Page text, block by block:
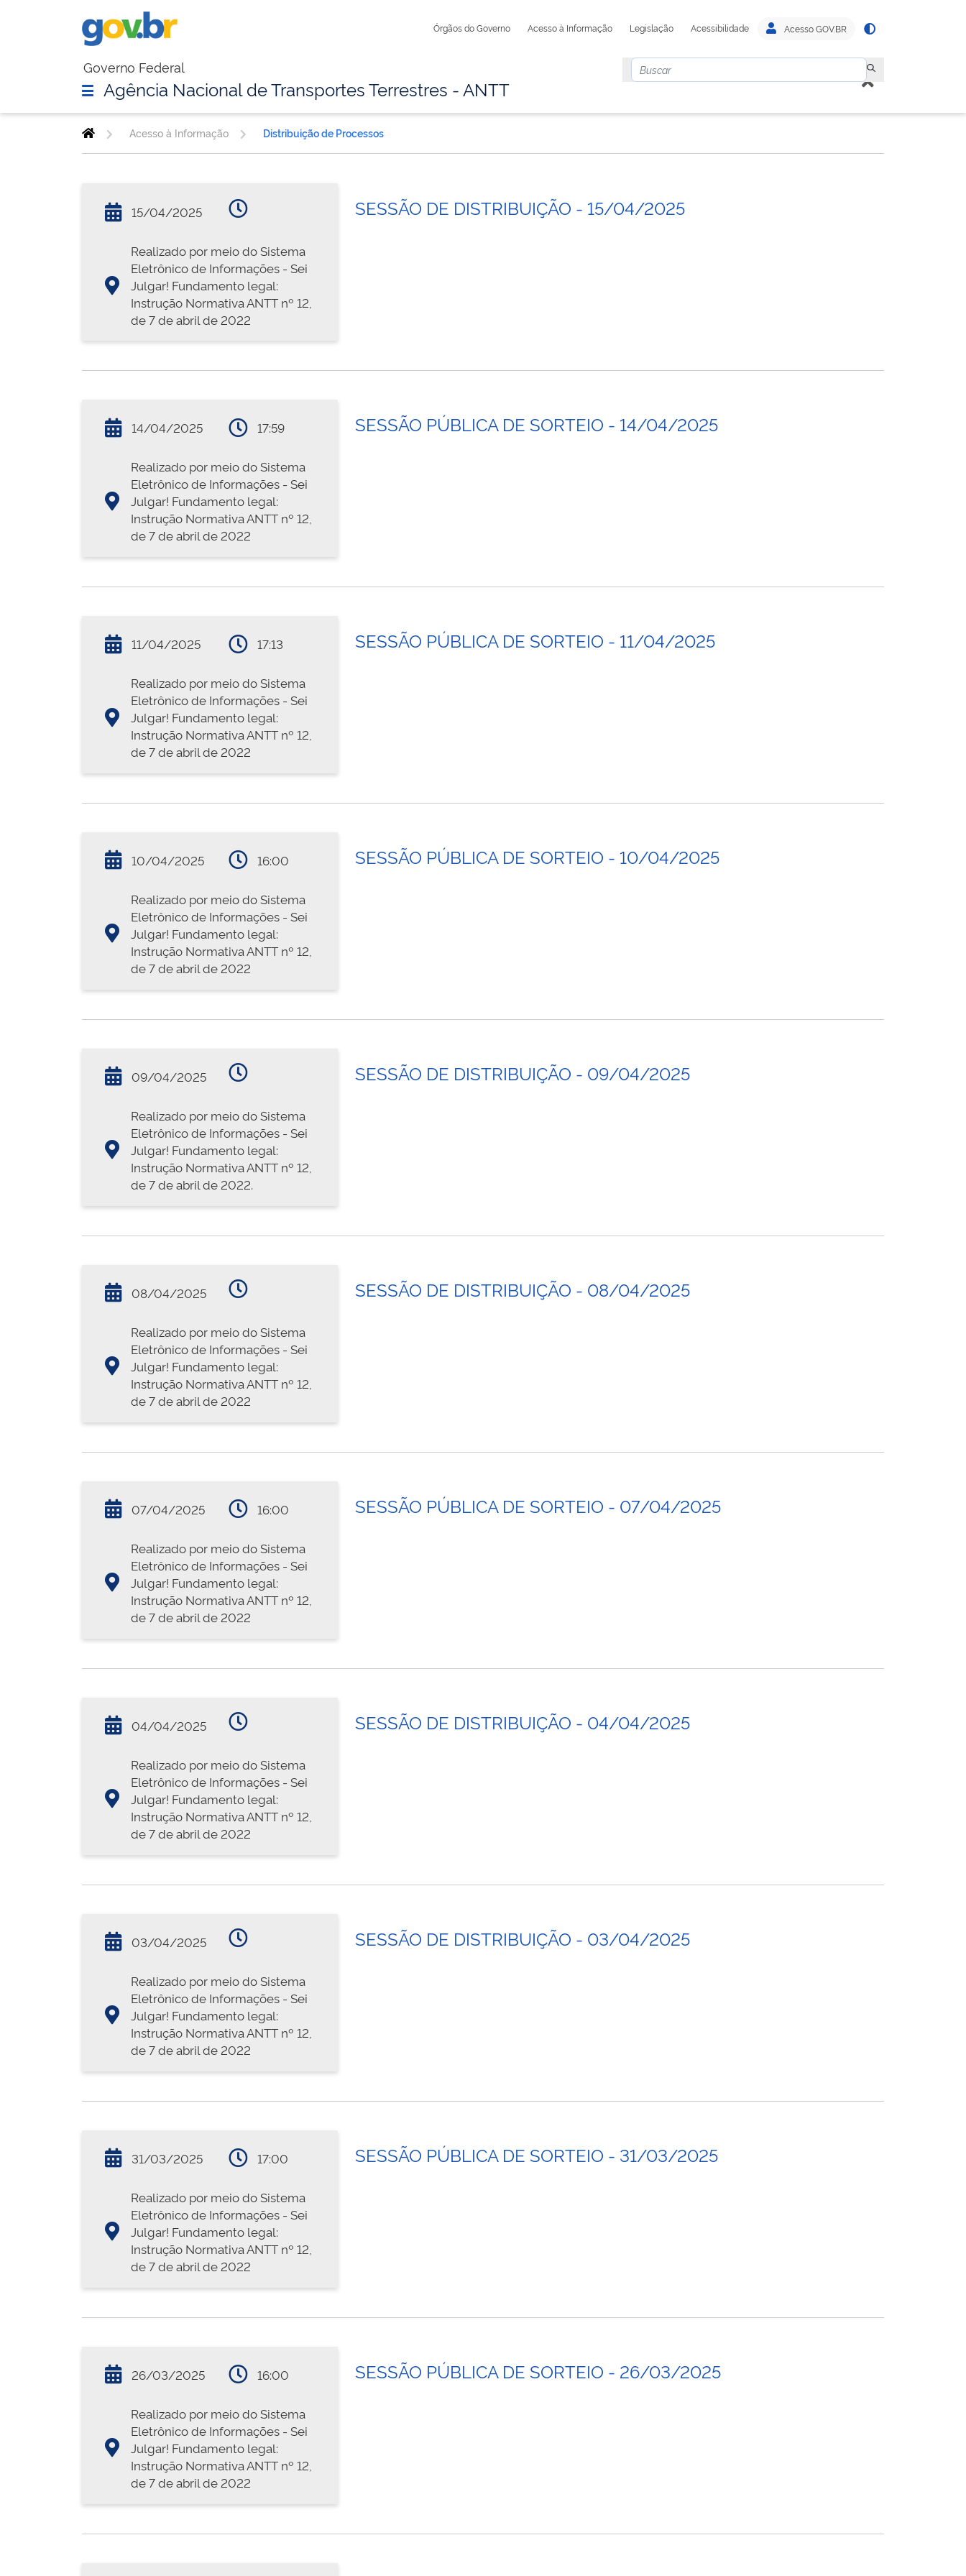
Órgãos do Governo Acesso à Informação Legislação Acessibilidade Acesso GOV.BR
Governo Federal
Agência Nacional de Transportes Terrestres - ANTT
Acesso à Informação Distribuição de Processos
15/04/2025
Realizado por meio do Sistema
Eletrônico de Informações - Sei
Julgar! Fundamento legal:
Instrução Normativa ANTT nº 12,
de 7 de abril de 2022
SESSÃO DE DISTRIBUIÇÃO - 15/04/2025
14/04/2025 17:59
Realizado por meio do Sistema
Eletrônico de Informações - Sei
Julgar! Fundamento legal:
Instrução Normativa ANTT nº 12,
de 7 de abril de 2022
SESSÃO PÚBLICA DE SORTEIO - 14/04/2025
11/04/2025 17:13
Realizado por meio do Sistema
Eletrônico de Informações - Sei
Julgar! Fundamento legal:
Instrução Normativa ANTT nº 12,
de 7 de abril de 2022
SESSÃO PÚBLICA DE SORTEIO - 11/04/2025
10/04/2025 16:00
Realizado por meio do Sistema
Eletrônico de Informações - Sei
Julgar! Fundamento legal:
Instrução Normativa ANTT nº 12,
de 7 de abril de 2022
SESSÃO PÚBLICA DE SORTEIO - 10/04/2025
09/04/2025
Realizado por meio do Sistema
Eletrônico de Informações - Sei
Julgar! Fundamento legal:
Instrução Normativa ANTT nº 12,
de 7 de abril de 2022.
SESSÃO DE DISTRIBUIÇÃO - 09/04/2025
08/04/2025
Realizado por meio do Sistema
Eletrônico de Informações - Sei
Julgar! Fundamento legal:
Instrução Normativa ANTT nº 12,
de 7 de abril de 2022
SESSÃO DE DISTRIBUIÇÃO - 08/04/2025
07/04/2025 16:00
Realizado por meio do Sistema
Eletrônico de Informações - Sei
Julgar! Fundamento legal:
Instrução Normativa ANTT nº 12,
de 7 de abril de 2022
SESSÃO PÚBLICA DE SORTEIO - 07/04/2025
04/04/2025
Realizado por meio do Sistema
Eletrônico de Informações - Sei
Julgar! Fundamento legal:
Instrução Normativa ANTT nº 12,
de 7 de abril de 2022
SESSÃO DE DISTRIBUIÇÃO - 04/04/2025
03/04/2025
Realizado por meio do Sistema
Eletrônico de Informações - Sei
Julgar! Fundamento legal:
Instrução Normativa ANTT nº 12,
de 7 de abril de 2022
SESSÃO DE DISTRIBUIÇÃO - 03/04/2025
31/03/2025 17:00
Realizado por meio do Sistema
Eletrônico de Informações - Sei
Julgar! Fundamento legal:
Instrução Normativa ANTT nº 12,
de 7 de abril de 2022
SESSÃO PÚBLICA DE SORTEIO - 31/03/2025
26/03/2025 16:00
Realizado por meio do Sistema
Eletrônico de Informações - Sei
Julgar! Fundamento legal:
Instrução Normativa ANTT nº 12,
de 7 de abril de 2022
SESSÃO PÚBLICA DE SORTEIO - 26/03/2025